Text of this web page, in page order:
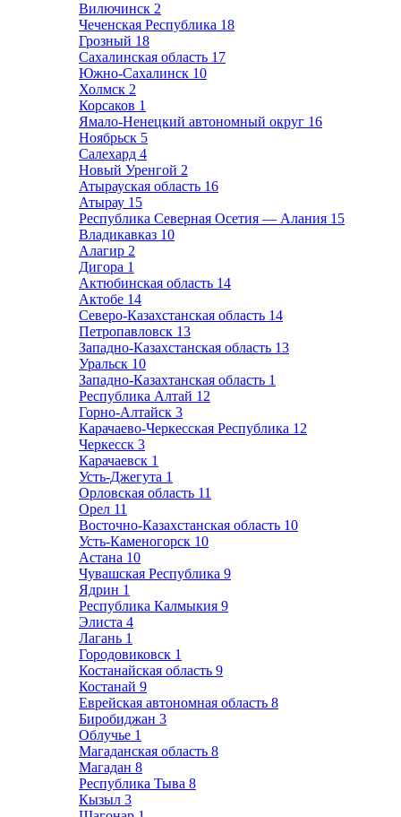
Вилючинск 2
Чеченская Республика 18
Грозный 18
Сахалинская область 17
Южно-Сахалинск 10
Холмск 2
Корсаков 1
Ямало-Ненецкий автономный округ 16
Ноябрьск 5
Салехард 4
Новый Уренгой 2
Атырауская область 16
Атырау 15
Республика Северная Осетия — Алания 15
Владикавказ 10
Алагир 2
Дигора 1
Актюбинская область 14
Актобе 14
Северо-Казахстанская область 14
Петропавловск 13
Западно-Казахстанская область 13
Уральск 10
Западно-Казахтанская область 1
Республика Алтай 12
Горно-Алтайск 3
Карачаево-Черкесская Республика 12
Черкесск 3
Карачаевск 1
Усть-Джегута 1
Орловская область 11
Орел 11
Восточно-Казахстанская область 10
Усть-Каменогорск 10
Астана 10
Чувашская Республика 9
Ядрин 1
Республика Калмыкия 9
Элиста 4
Лагань 1
Городовиковск 1
Костанайская область 9
Костанай 9
Еврейская автономная область 8
Биробиджан 3
Облучье 1
Магаданская область 8
Магадан 8
Республика Тыва 8
Кызыл 3